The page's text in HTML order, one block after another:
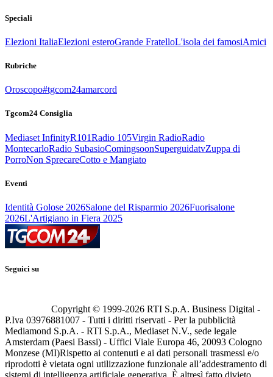
Speciali
Elezioni ItaliaElezioni esteroGrande FratelloL'isola dei famosiAmici
Rubriche
Oroscopo#tgcom24amarcord
Tgcom24 Consiglia
Mediaset InfinityR101Radio 105Virgin RadioRadio
MontecarloRadio SubasioComingsoonSuperguidatvZuppa di
PorroNon SprecareCotto e Mangiato
Eventi
Identità Golose 2026Salone del Risparmio 2026Fuorisalone
2026L'Artigiano in Fiera 2025
Seguici su
Copyright © 1999-2026 RTI S.p.A. Business Digital -
P.Iva 03976881007 - Tutti i diritti riservati - Per la pubblicità
Mediamond S.p.A. - RTI S.p.A., Mediaset N.V., sede legale
Amsterdam (Paesi Bassi) - Uffici Viale Europa 46, 20093 Cologno
Monzese (MI)Rispetto ai contenuti e ai dati personali trasmessi e/o
riprodotti è vietata ogni utilizzazione funzionale all’addestramento di